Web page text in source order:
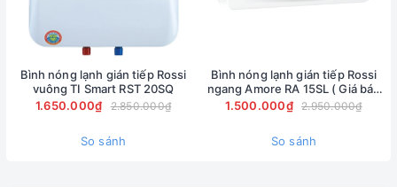
Bơm trợ lực mạnh mẽ
Khi máy được lắp ở vị trí có áp lực nước thấp, bơm trong máy
Bình nóng lạnh gián tiếp Rossi
vuông TI Smart RST 20SQ
1.650.000₫
2.850.000₫
So sánh
Bình nóng lạnh gián tiếp Rossi
ngang Amore RA 15SL ( Giá bán
buôn )
1.500.000₫ 2.950.000₫
So sánh